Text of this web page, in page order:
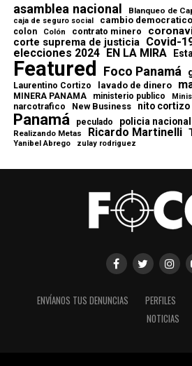
asamblea nacional Blanqueo de
caja de seguro social cambio democratico
colon Colón contrato minero
corte suprema de justicia Covid-
elecciones 2024 EN LA MIRA
Featured Foco Panamá
Laurentino Cortizo lavado de dinero
MINERA PANAMA ministerio publico
narcotrafico New Business nito cortizo
Panamá peculado policia nacional
Realizando Metas Ricardo Martinelli
Yanibel Abrego zulay rodriguez
ENVÍANOS TUS DENUNCIAS PERFILES
NOTICIAS